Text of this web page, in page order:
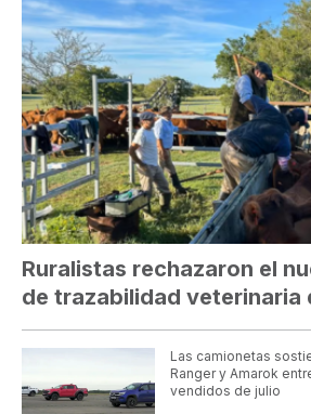
Ruralistas rechazaron el
de trazabilidad veterinaria
Las camionetas
Ranger y Amarok
vendidos de julio